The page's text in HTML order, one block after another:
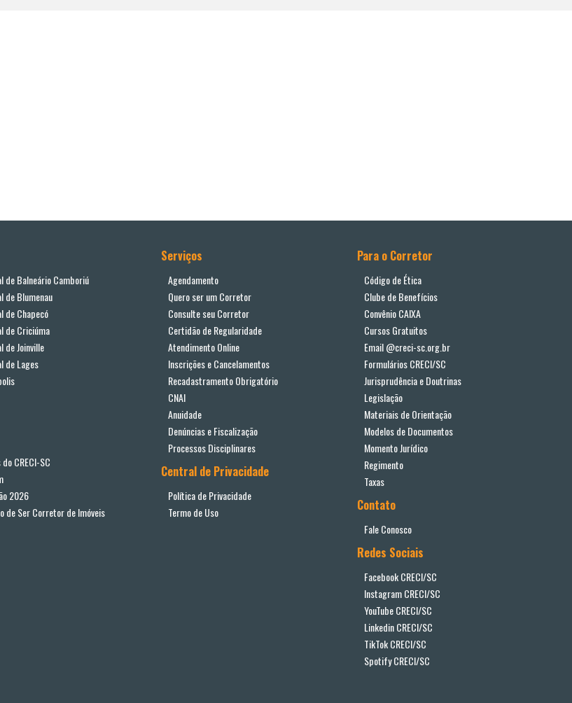
de Balneário Camboriú
de Blumenau
de Chapecó
de Criciúma
de Joinville
de Lages
CRECI-SC
2026
de Ser Corretor de Imóveis
Serviços
Agendamento
Quero ser um Corretor
Consulte seu Corretor
Certidão de Regularidade
Atendimento Online
Inscrições e Cancelamentos
Recadastramento Obrigatório
CNAI
Anuidade
Denúncias e Fiscalização
Processos Disciplinares
Central de Privacidade
Política de Privacidade
Termo de Uso
Para o Corretor
Código de Ética
Clube de Benefícios
Convênio CAIXA
Cursos Gratuitos
Email @creci-sc.org.br
Formulários CRECI/SC
Jurisprudência e Doutrinas
Legislação
Materiais de Orientação
Modelos de Documentos
Momento Jurídico
Regimento
Taxas
Contato
Fale Conosco
Redes Sociais
Facebook CRECI/SC
Instagram CRECI/SC
YouTube CRECI/SC
Linkedin CRECI/SC
TikTok CRECI/SC
Spotify CRECI/SC